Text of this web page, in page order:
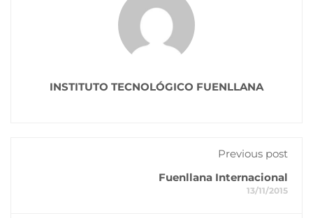
INSTITUTO TECNOLÓGICO FUENLLANA
Previous post
Fuenllana Internacional
13/11/2015